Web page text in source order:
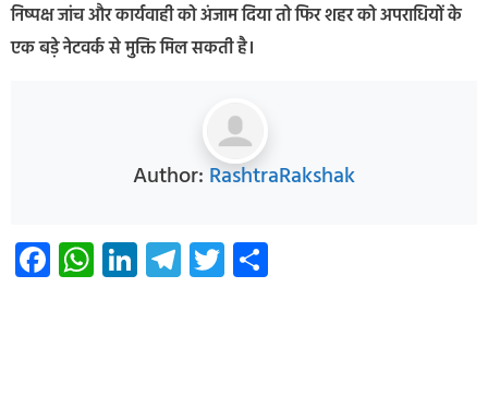
निष्पक्ष जांच और कार्यवाही को अंजाम दिया तो फिर शहर को अपराधियों के
एक बड़े नेटवर्क से मुक्ति मिल सकती है।
Author: RashtraRakshak
Facebook
WhatsApp
LinkedIn
Telegram
Twitter